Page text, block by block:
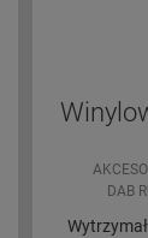
DAB